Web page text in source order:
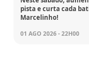
pista e curta cada
Marcelinho!
01 AGO 2026 - 22H00